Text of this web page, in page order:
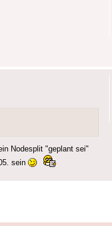
Nodesplit "geplant sei"
sein